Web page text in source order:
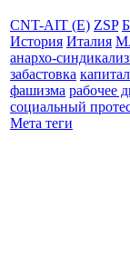
CNT-AIT (E) ZSP
История Италия
анархо-
забастовка
фашизма рабочее
социальный
Мета теги